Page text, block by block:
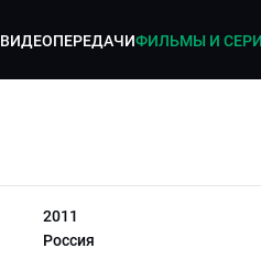
ВИДЕОПЕРЕДАЧИФИЛЬМЫ И
2011
Россия